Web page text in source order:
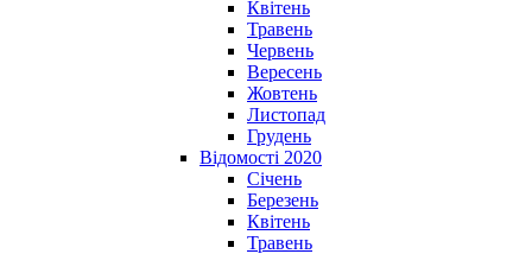
Квітень
Травень
Червень
Вересень
Жовтень
Листопад
Грудень
Відомості 2020
Січень
Березень
Квітень
Травень